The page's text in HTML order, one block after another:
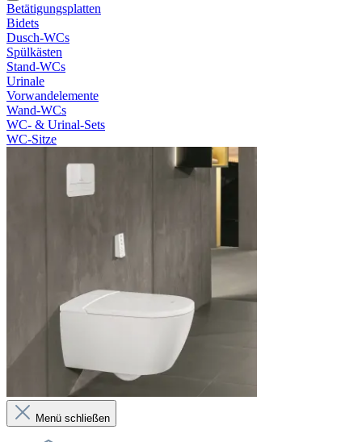
Betätigungsplatten
Bidets
Dusch-WCs
Spülkästen
Stand-WCs
Urinale
Vorwandelemente
Wand-WCs
WC- & Urinal-Sets
WC-Sitze
Menü schließen